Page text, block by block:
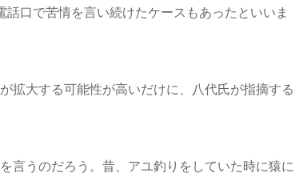
口で苦情を言い続けたケースもあったといいま
拡大する可能性が高いだけに、八代氏が指摘する
言うのだろう。昔、アユ釣りをしていた時に猿に